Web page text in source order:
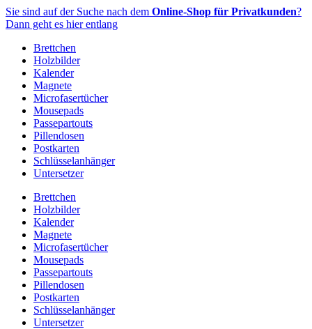
Zum
Inhalt
Sie sind auf der Suche nach dem Online-Shop für Privatkunden?
Dann geht es hier entlang
Brettchen
Holzbilder
Kalender
Magnete
Microfasertücher
Mousepads
Passepartouts
Pillendosen
Postkarten
Schlüsselanhänger
Untersetzer
Brettchen
Holzbilder
Kalender
Magnete
Microfasertücher
Mousepads
Passepartouts
Pillendosen
Postkarten
Schlüsselanhänger
Untersetzer